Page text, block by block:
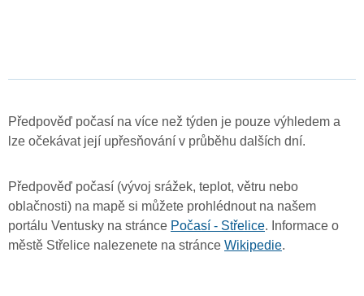
Předpověď počasí na více než týden je pouze výhledem a
lze očekávat její upřesňování v průběhu dalších dní.
Předpověď počasí (vývoj srážek, teplot, větru nebo
oblačnosti) na mapě si můžete prohlédnout na našem
portálu Ventusky na stránce Počasí - Střelice. Informace o
městě Střelice nalezenete na stránce Wikipedie.